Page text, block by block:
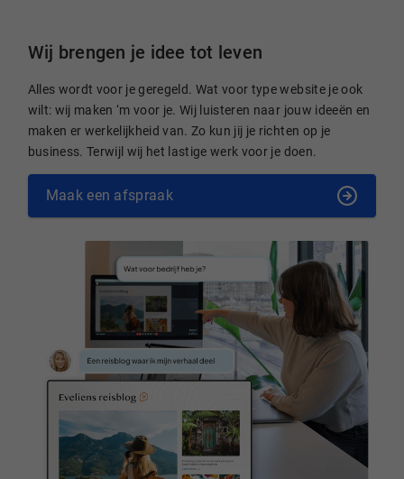
Wij brengen je idee tot leven
Alles wordt voor je geregeld. Wat voor type website je ook
wilt: wij maken ‘m voor je. Wij luisteren naar jouw ideeën en
maken er werkelijkheid van. Zo kun jij je richten op je
business. Terwijl wij het lastige werk voor je doen.
Maak een afspraak